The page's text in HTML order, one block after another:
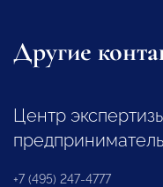
Другие
Центр
+7 (495) 247-4777